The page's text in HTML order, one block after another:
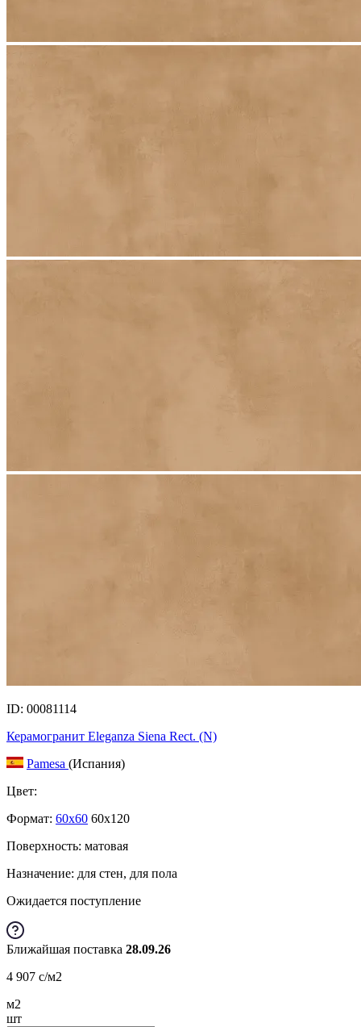
ID: 00081114
Керамогранит Eleganza Siena Rect. (N)
Pamesa (Испания)
Цвет:
Формат: 60x60 60x120
Поверхность: матовая
Назначение: для стен, для пола
Ожидается поступление
Ближайшая поставка 28.09.26
4 907 c/м2
м2
шт